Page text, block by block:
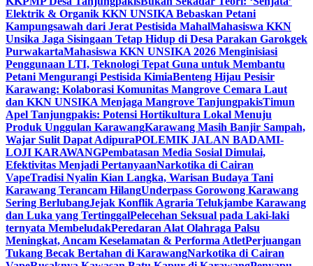
Elektrik & Organik KKN UNSIKA Bebaskan Petani
Kampungsawah dari Jerat Pestisida MahalMahasiswa KKN
Unsika Jaga Sisingaan Tetap Hidup di Desa Parakan Garokgek
PurwakartaMahasiswa KKN UNSIKA 2026 Menginisiasi
Penggunaan LTI, Teknologi Tepat Guna untuk Membantu
Petani Mengurangi Pestisida KimiaBenteng Hijau Pesisir
Karawang: Kolaborasi Komunitas Mangrove Cemara Laut
dan KKN UNSIKA Menjaga Mangrove TanjungpakisTimun
Apel Tanjungpakis: Potensi Hortikultura Lokal Menuju
Produk Unggulan KarawangKarawang Masih Banjir Sampah,
Wajar Sulit Dapat AdipuraPOLEMIK JALAN BADAMI-
LOJI KARAWANGPembatasan Media Sosial Dimulai,
Efektivitas Menjadi PertanyaanNarkotika di Cairan
VapeTradisi Nyalin Kian Langka, Warisan Budaya Tani
Karawang Terancam HilangUnderpass Gorowong Karawang
Sering BerlubangJejak Konflik Agraria Telukjambe Karawang
dan Luka yang TertinggalPelecehan Seksual pada Laki-laki
ternyata MembeludakPeredaran Alat Olahraga Palsu
Meningkat, Ancam Keselamatan & Performa AtletPerjuangan
Tukang Becak Bertahan di KarawangNarkotika di Cairan